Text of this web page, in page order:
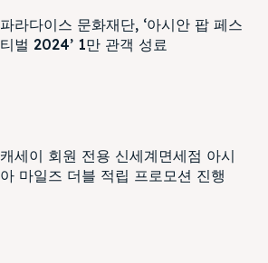
파라다이스 문화재단, ‘아시안 팝 페스
티벌 2024’ 1만 관객 성료
캐세이 회원 전용 신세계면세점 아시
아 마일즈 더블 적립 프로모션 진행